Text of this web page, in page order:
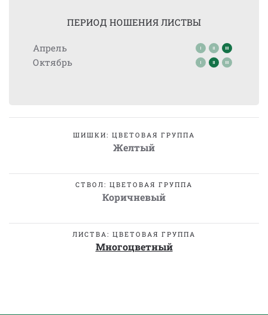
ПЕРИОД НОШЕНИЯ ЛИСТВЫ
Апрель
Октябрь
ШИШКИ: ЦВЕТОВАЯ ГРУППА
Желтый
СТВОЛ: ЦВЕТОВАЯ ГРУППА
Коричневый
ЛИСТВА: ЦВЕТОВАЯ ГРУППА
Многоцветный